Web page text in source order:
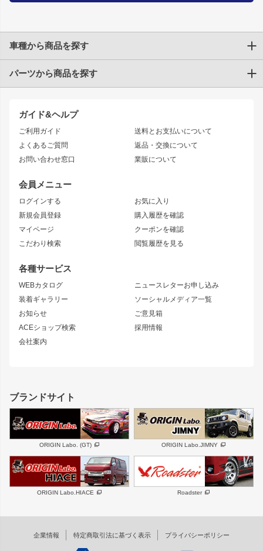
ガイド&ヘルプ
ご利用ガイド
よくあるご質問
お問い合わせ窓口
送料とお支払いについて
返品・交換について
業販について
会員メニュー
ログインする
新規会員登録
マイページ
こだわり検索
お気に入り
購入履歴を確認
クーポンを確認
閲覧履歴を見る
各種サービス
WEBカタログ
装着ギャラリー
お知らせ
ACEショップ検索
会社案内
ニュースレターお申し込み
ソーシャルメディア一覧
ご意見箱
採用情報
車種から商品を探す
トヨタ
JZX90 CHASER
JZX110 MARK II
JZX100 MARK II
JZX90 MARK II
トレノ
マークX
アリスト
ソアラ
アルテッツァ
ニッサン
S15 シルビア
S14 シルビア 後期
S13 シルビア
180SX
シルエイティ
ワンビア
ローレル
セフィーロ
キャラバン
スズキ
GS350
SC
スバル 三菱
デリカ D:5
軽自動車 汎用
パーツから商品を探す
エアロシリーズ
ドリフトライン
風神
雷神
レーシングライン
アタックライン
ストリームライン
リアウイング
ジムニーパーツ
ホイール
MUD-S7
MUD-SR7
まつど家 鉄漢
ボンネット
フェンダー
サイドパーツ
リアゲート
メンテナンスパーツ
ハイエースパーツ
ホイール
DAYTONA-RS
DAYTONA-RS NEO
エアロシリーズ
RUGGER MODEL
DTM:exclusive
ブランドサイト
ORIGIN Labo. (GT) ORIGIN Labo.JIMNY
ORIGIN Labo.HIACE Roadster
企業情報 特定商取引法に基づく表示 プライバシーポリシー